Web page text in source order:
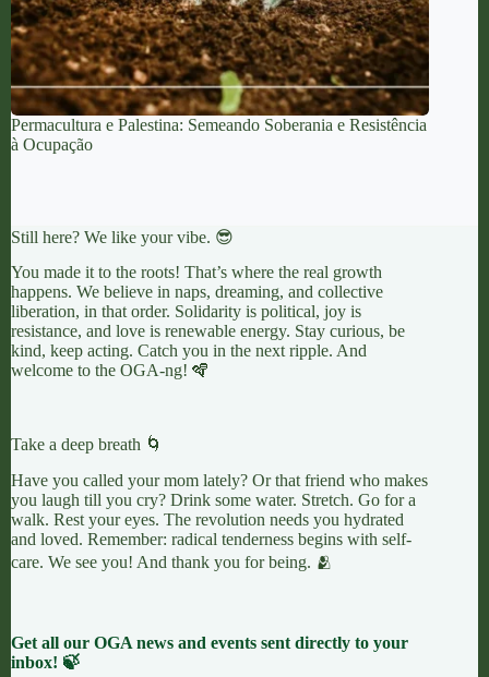
Permacultura e Palestina: Semeando Soberania e Resistência
à Ocupação
Still here? We like your vibe. 😎
You made it to the roots! That’s where the real growth
happens. We believe in naps, dreaming, and collective
liberation, in that order. Solidarity is political, joy is
resistance, and love is renewable energy. Stay curious, be
kind, keep acting. Catch you in the next ripple. And
welcome to the OGA-ng! 🪇
Take a deep breath 🌀
Have you called your mom lately? Or that friend who makes
you laugh till you cry? Drink some water. Stretch. Go for a
walk. Rest your eyes. The revolution needs you hydrated
and loved. Remember: radical tenderness begins with self-
care. We see you! And thank you for being. 🫂
Get all our OGA news and events sent directly to your
inbox! 🍃